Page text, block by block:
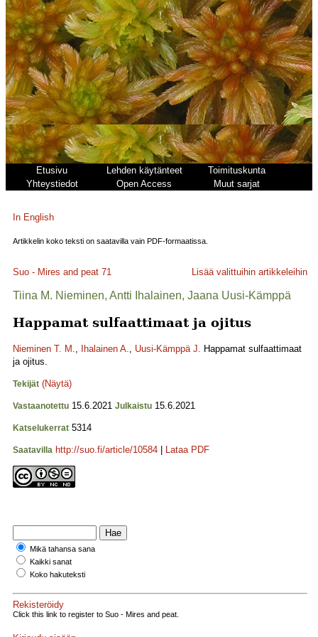
Etusivu Lehden käytänteet
Toimituskunta
Yhteystiedot
Open Access Muut sarjat
In English
Artikkelin koko teksti on saatavilla vain PDF-formaatissa.
Suo - Mires and peat 71 Lisää valittuihin artikkeleihin
Tiina M. Nieminen, Antti Ihalainen, Jaana Uusi-Kämppä
Happamat sulfaattimaat ja ojitus
Nieminen T. M., Ihalainen A., Uusi-Kämppä J. Happamat sulfaattimaat
ja ojitus.
Tekijät (Näytä)
Vastaanotettu 15.6.2021 Julkaistu 15.6.2021
Katselukerrat 5314
Saatavilla http://suo.fi/article/10584 Lataa PDF
Mikä tahansa sana
Kaikki sanat
Koko hakuteksti
Rekisteröidy
Click this link to register to Suo - Mires and peat.